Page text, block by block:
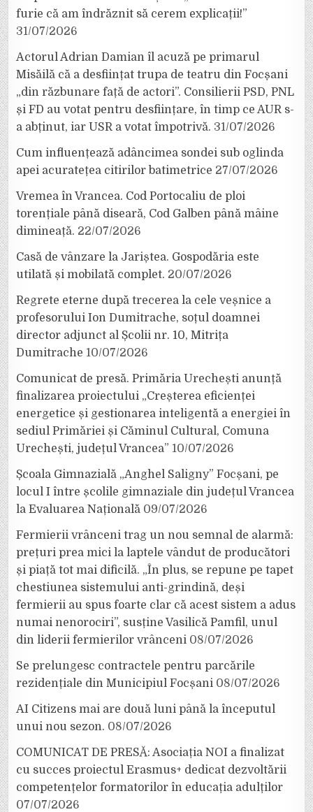
furie că am îndrăznit să cerem explicații!”
31/07/2026
Actorul Adrian Damian îl acuză pe primarul
Misăilă că a desființat trupa de teatru din Focșani
„din răzbunare față de actori”. Consilierii PSD, PNL
și FD au votat pentru desființare, în timp ce AUR s-
a abținut, iar USR a votat împotrivă. 31/07/2026
Cum influențează adâncimea sondei sub oglinda
apei acuratețea citirilor batimetrice 27/07/2026
Vremea în Vrancea. Cod Portocaliu de ploi
torențiale până diseară, Cod Galben până mâine
dimineață. 22/07/2026
Casă de vânzare la Jariștea. Gospodăria este
utilată și mobilată complet. 20/07/2026
Regrete eterne după trecerea la cele veșnice a
profesorului Ion Dumitrache, soțul doamnei
director adjunct al Școlii nr. 10, Mitrița
Dumitrache 10/07/2026
Comunicat de presă. Primăria Urechești anunță
finalizarea proiectului „Creșterea eficienței
energetice și gestionarea inteligentă a energiei în
sediul Primăriei și Căminul Cultural, Comuna
Urechești, județul Vrancea” 10/07/2026
Școala Gimnazială „Anghel Saligny” Focșani, pe
locul I între școlile gimnaziale din județul Vrancea
la Evaluarea Națională 09/07/2026
Fermierii vrânceni trag un nou semnal de alarmă:
prețuri prea mici la laptele vândut de producători
și piață tot mai dificilă. „În plus, se repune pe tapet
chestiunea sistemului anti-grindină, deși
fermierii au spus foarte clar că acest sistem a adus
numai nenorociri”, susține Vasilică Pamfil, unul
din liderii fermierilor vrânceni 08/07/2026
Se prelungesc contractele pentru parcările
rezidențiale din Municipiul Focșani 08/07/2026
AI Citizens mai are două luni până la începutul
unui nou sezon. 08/07/2026
COMUNICAT DE PRESĂ: Asociația NOI a finalizat
cu succes proiectul Erasmus+ dedicat dezvoltării
competențelor formatorilor în educația adulților
07/07/2026